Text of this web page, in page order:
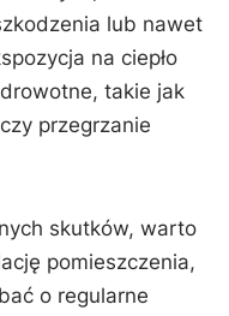
lub ⁤nawet
na ‍ciepło
takie jak
przegrzanie
skutków, warto
pomieszczenia,
o regularne‍